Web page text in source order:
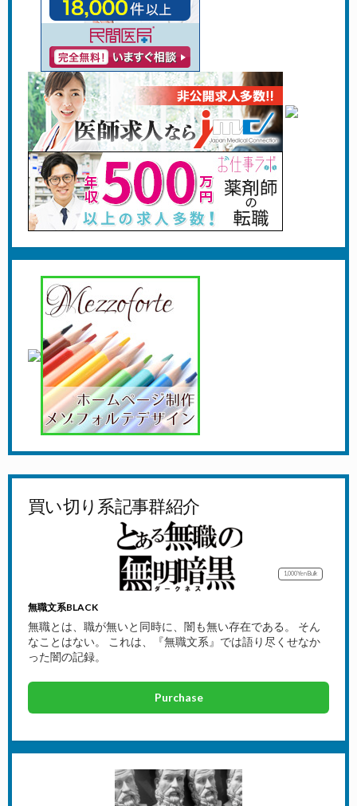
買い切り系記事群紹介
1,000YenBulk
無職文系BLACK
無職とは、職が無いと同時に、闇も無い存在である。 そん
なことはない。 これは、『無職文系』では語り尽くせなか
った闇の記録。
Purchase